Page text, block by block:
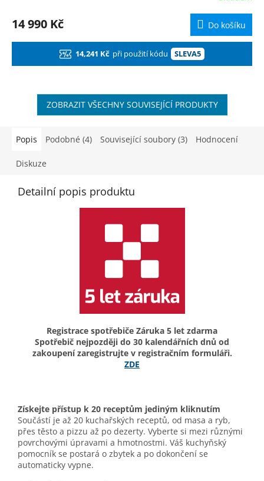
M
A
14 990 Kč Do košíku
14,241 Kč při použití kódu SLEVA5
ZOBRAZIT VŠECHNY SOUVISEJÍCÍ PRODUKTY
Popis Podobné (4) Související soubory (3) Hodnocení
Diskuze
Detailní popis produktu
Registrace spotřebiče Záruka 5 let zdarma
Spotřebič nejpozději do 30 kalendářních dnů od
zakoupení zaregistrujte v registračním formuláři.
ZDE
Získejte přístup k 20 receptům jediným kliknutím
Součástí je až 20 kuchařských receptů, od masa a ryb,
přes těsto a pizzu až po dezerty. Vyberte si mezi různými
povrchovými úpravami a hmotnostmi. Váš kuchyňský
pomocník se postará o zbytek a po dokončení se
automaticky vypne.